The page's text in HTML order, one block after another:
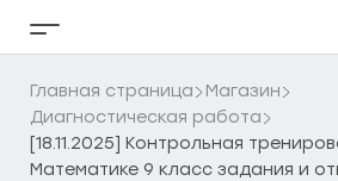
Кнопка
бокового
меню
Главная страница
Магазин
Диагностическая работа
[18.11.2025] Контрольная
Математике 9 класс задания и